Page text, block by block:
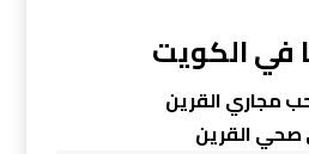
في الكويت
مجاري القرين
صحي القرين